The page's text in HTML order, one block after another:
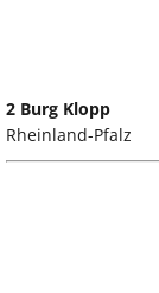
2 Burg Klopp
Rheinland-Pfalz